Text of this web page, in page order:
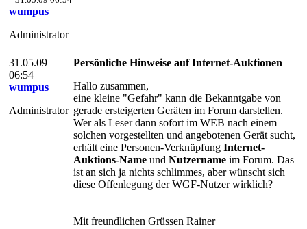
wumpus
Administrator
31.05.09
06:54
wumpus
Administrator
Persönliche Hinweise auf Internet-Auktionen
Hallo zusammen,
eine kleine "Gefahr" kann die Bekanntgabe von
gerade ersteigerten Geräten im Forum darstellen.
Wer als Leser dann sofort im WEB nach einem
solchen vorgestellten und angebotenen Gerät sucht,
erhält eine Personen-Verknüpfung Internet-
Auktions-Name und Nutzername im Forum. Das
ist an sich ja nichts schlimmes, aber wünscht sich
diese Offenlegung der WGF-Nutzer wirklich?
Mit freundlichen Grüssen Rainer